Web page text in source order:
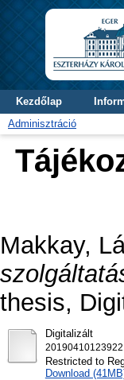
Kezdőlap
Adminisztráció
Makkay,
thesis,
Digitalizált
Restricted to
Download